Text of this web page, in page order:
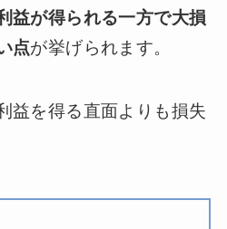
益が得られる一方で大損
点が挙げられます。
益を得る直面よりも損失